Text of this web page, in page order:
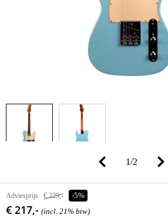
1/2
Adviesprijs € 229,- -5%
€ 217,- (incl. 21% btw)